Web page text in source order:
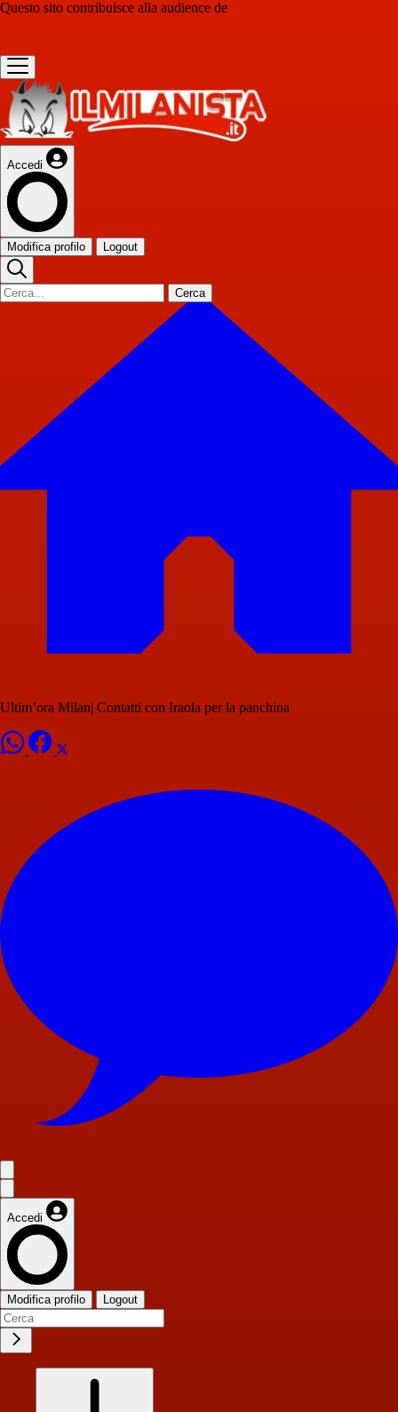
Questo sito contribuisce alla audience de
Accedi
Modifica profilo Logout
Cerca
Ultim’ora Milan| Contatti con Iraola per la panchina
Accedi
Modifica profilo Logout